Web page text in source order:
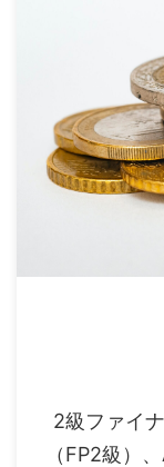
2級ファイ
（FP2級）